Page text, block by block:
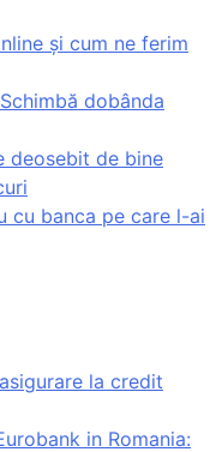
și cum ne ferim
dobânda
deosebit de bine
cu banca pe care l-ai
la credit
in Romania: